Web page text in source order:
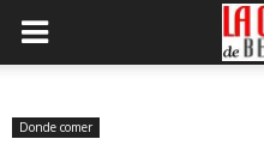
Donde comer